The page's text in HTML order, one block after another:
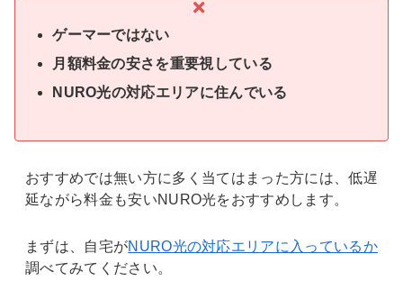
ゲーマーではない
月額料金の安さを重要視している
NURO光の対応エリアに住んでいる
おすすめでは無い方に多く当てはまった方には、低遅
延ながら料金も安いNURO光をおすすめします。
まずは、自宅がNURO光の対応エリアに入っているか
調べてみてください。